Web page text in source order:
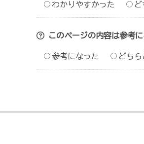
わかりやすかった
このページの内容は参考
参考になった どち